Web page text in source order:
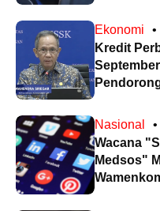
Ekonomi •
Kredit
Nasional •
Wacana
Medsos"